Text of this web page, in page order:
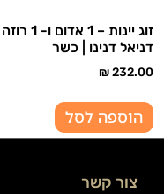
זוג יינות – 1 אדום ו- 1 רוזה
דניאל דנינו | כשר
₪232.00
הוספה לסל
צור קשר